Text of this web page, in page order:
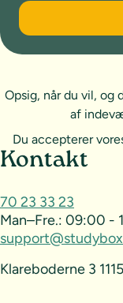
6 måneder
Opsig, når du vil, og
af
Du accepterer
Kontakt
70 23 33 23
Man–Fre.: 09:00 -
Klareboderne 3